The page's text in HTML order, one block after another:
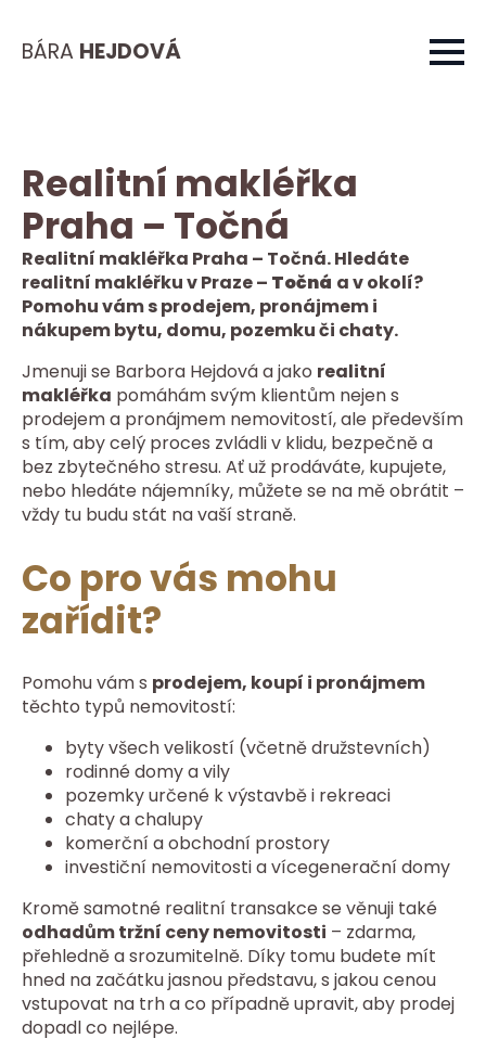
BÁRA HEJDOVÁ
Realitní makléřka
Praha – Točná
Realitní makléřka Praha – Točná. Hledáte
realitní makléřku v Praze – Točná a v okolí?
Pomohu vám s prodejem, pronájmem i
nákupem bytu, domu, pozemku či chaty.
Jmenuji se Barbora Hejdová a jako realitní
makléřka pomáhám svým klientům nejen s
prodejem a pronájmem nemovitostí, ale především
s tím, aby celý proces zvládli v klidu, bezpečně a
bez zbytečného stresu. Ať už prodáváte, kupujete,
nebo hledáte nájemníky, můžete se na mě obrátit –
vždy tu budu stát na vaší straně.
Co pro vás mohu
zařídit?
Pomohu vám s prodejem, koupí i pronájmem
těchto typů nemovitostí:
byty všech velikostí (včetně družstevních)
rodinné domy a vily
pozemky určené k výstavbě i rekreaci
chaty a chalupy
komerční a obchodní prostory
investiční nemovitosti a vícegenerační domy
Kromě samotné realitní transakce se věnuji také
odhadům tržní ceny nemovitosti – zdarma,
přehledně a srozumitelně. Díky tomu budete mít
hned na začátku jasnou představu, s jakou cenou
vstupovat na trh a co případně upravit, aby prodej
dopadl co nejlépe.